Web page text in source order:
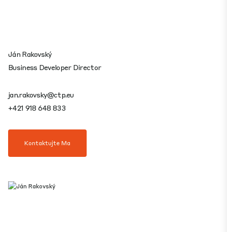
Ján Rakovský
Business Developer Director
jan.rakovsky@ctp.eu
+421 918 648 833
Kontaktujte Ma